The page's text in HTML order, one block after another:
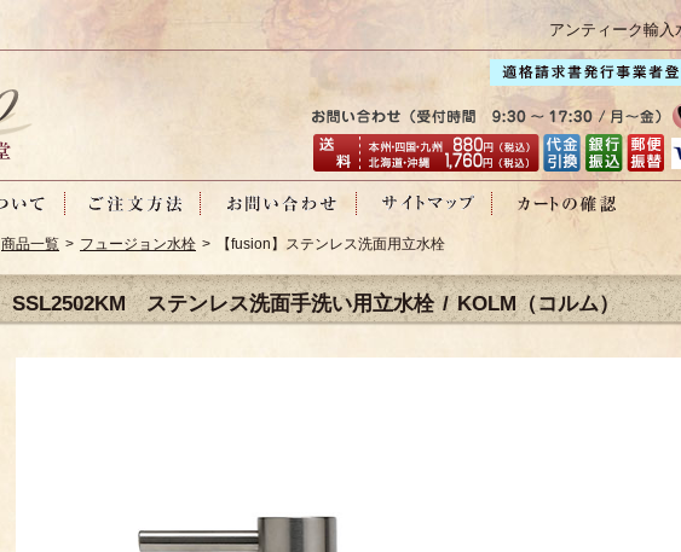
アンティーク輸
商品一覧 > フュージョン水栓 > 【fusion】ステンレス洗面用立水栓
SSL2502KM ステンレス洗面手洗い用立水栓 / KOLM（コルム）